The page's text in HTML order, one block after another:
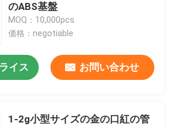
のABS基盤
MOQ：10,000pcs
価格：negotiable
イス お問い合わせ
1-2g小型サイズの金の口紅の管